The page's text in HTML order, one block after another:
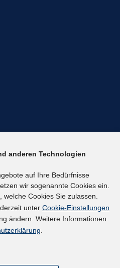
anderen Technologien
auf Ihre Bedürfnisse
wir sogenannte Cookies ein.
Cookies Sie zulassen.
unter Cookie-Einstellungen
ändern. Weitere Informationen
.